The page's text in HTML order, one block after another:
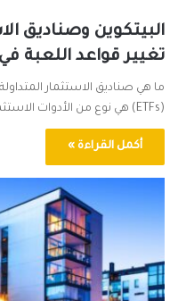
تغيير قواعد اللعبة
(ETFs) هي نوع من الأدوات الاستثمارية التي تتتبع أداء مؤشر أو…
أكمل القراءة »